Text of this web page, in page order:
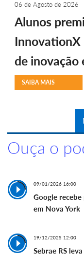
06 de Agosto de 2026
Alunos
InnovationX
de inovação
SAIBA MAIS
Ouça o
09/01/2026 16:00
Google
em Nova York
19/12/2025 12:00
Sebrae RS